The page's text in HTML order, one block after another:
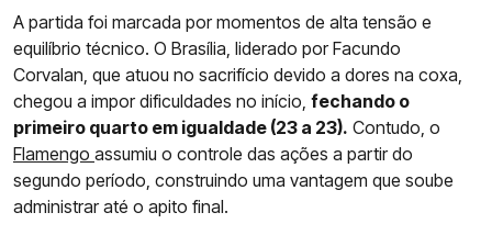
A partida foi marcada por momentos de alta tensão e
equilíbrio técnico. O Brasília, liderado por Facundo
Corvalan, que atuou no sacrifício devido a dores na coxa,
chegou a impor dificuldades no início, fechando o
primeiro quarto em igualdade (23 a 23). Contudo, o
Flamengo assumiu o controle das ações a partir do
segundo período, construindo uma vantagem que soube
administrar até o apito final.